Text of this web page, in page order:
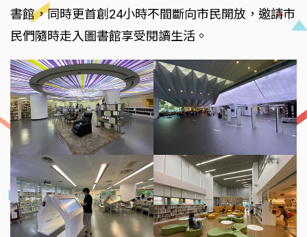
書館，同時更首創24小時不間斷向市民開放，邀請市
民們隨時走入圖書館享受閱讀生活。